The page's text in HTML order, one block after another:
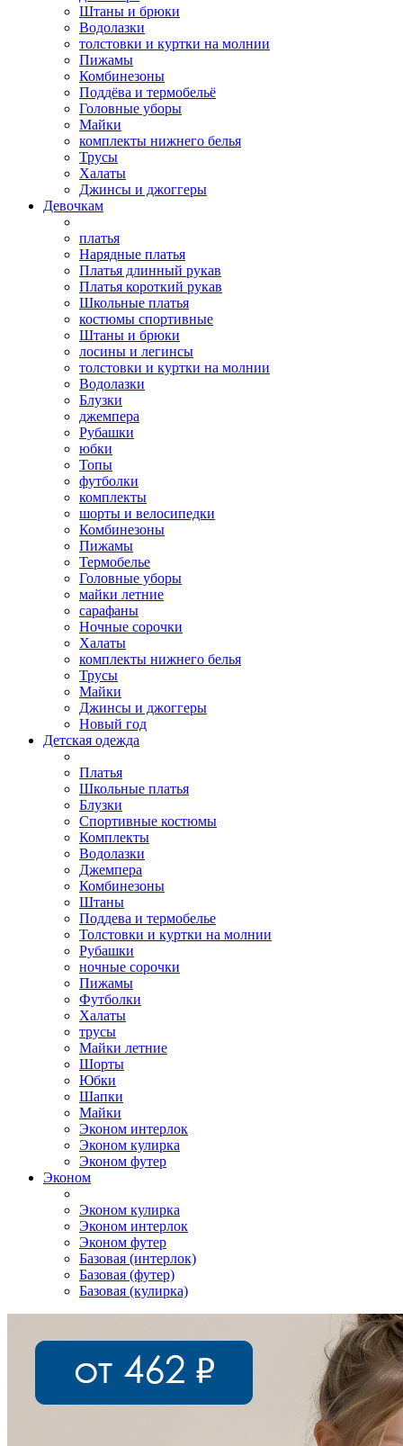
Штаны и брюки
Водолазки
толстовки и куртки на молнии
Пижамы
Комбинезоны
Поддёва и термобельё
Головные уборы
Майки
комплекты нижнего белья
Трусы
Халаты
Джинсы и джоггеры
Девочкам
платья
Нарядные платья
Платья длинный рукав
Платья короткий рукав
Школьные платья
костюмы спортивные
Штаны и брюки
лосины и легинсы
толстовки и куртки на молнии
Водолазки
Блузки
джемпера
Рубашки
юбки
Топы
футболки
комплекты
шорты и велосипедки
Комбинезоны
Пижамы
Термобелье
Головные уборы
майки летние
сарафаны
Ночные сорочки
Халаты
комплекты нижнего белья
Трусы
Майки
Джинсы и джоггеры
Новый год
Детская одежда
Платья
Школьные платья
Блузки
Спортивные костюмы
Комплекты
Водолазки
Джемпера
Комбинезоны
Штаны
Поддева и термобелье
Толстовки и куртки на молнии
Рубашки
ночные сорочки
Пижамы
Футболки
Халаты
трусы
Майки летние
Шорты
Юбки
Шапки
Майки
Эконом интерлок
Эконом кулирка
Эконом футер
Эконом
Эконом кулирка
Эконом интерлок
Эконом футер
Базовая (интерлок)
Базовая (футер)
Базовая (кулирка)